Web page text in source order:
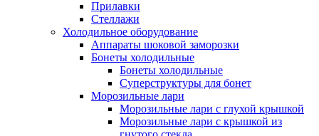
Прилавки
Стеллажи
Холодильное оборудование
Аппараты шоковой заморозки
Бонеты холодильные
Бонеты холодильные
Суперструктуры для бонет
Морозильные лари
Морозильные лари с глухой крышкой
Морозильные лари с крышкой из